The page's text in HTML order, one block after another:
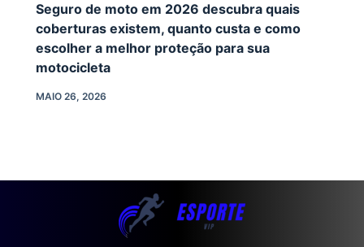
Seguro de moto em 2026 descubra quais
coberturas existem, quanto custa e como
escolher a melhor proteção para sua
motocicleta
MAIO 26, 2026